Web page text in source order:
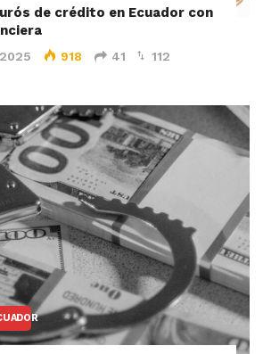
de crédito en Ecuador con
918 41 112